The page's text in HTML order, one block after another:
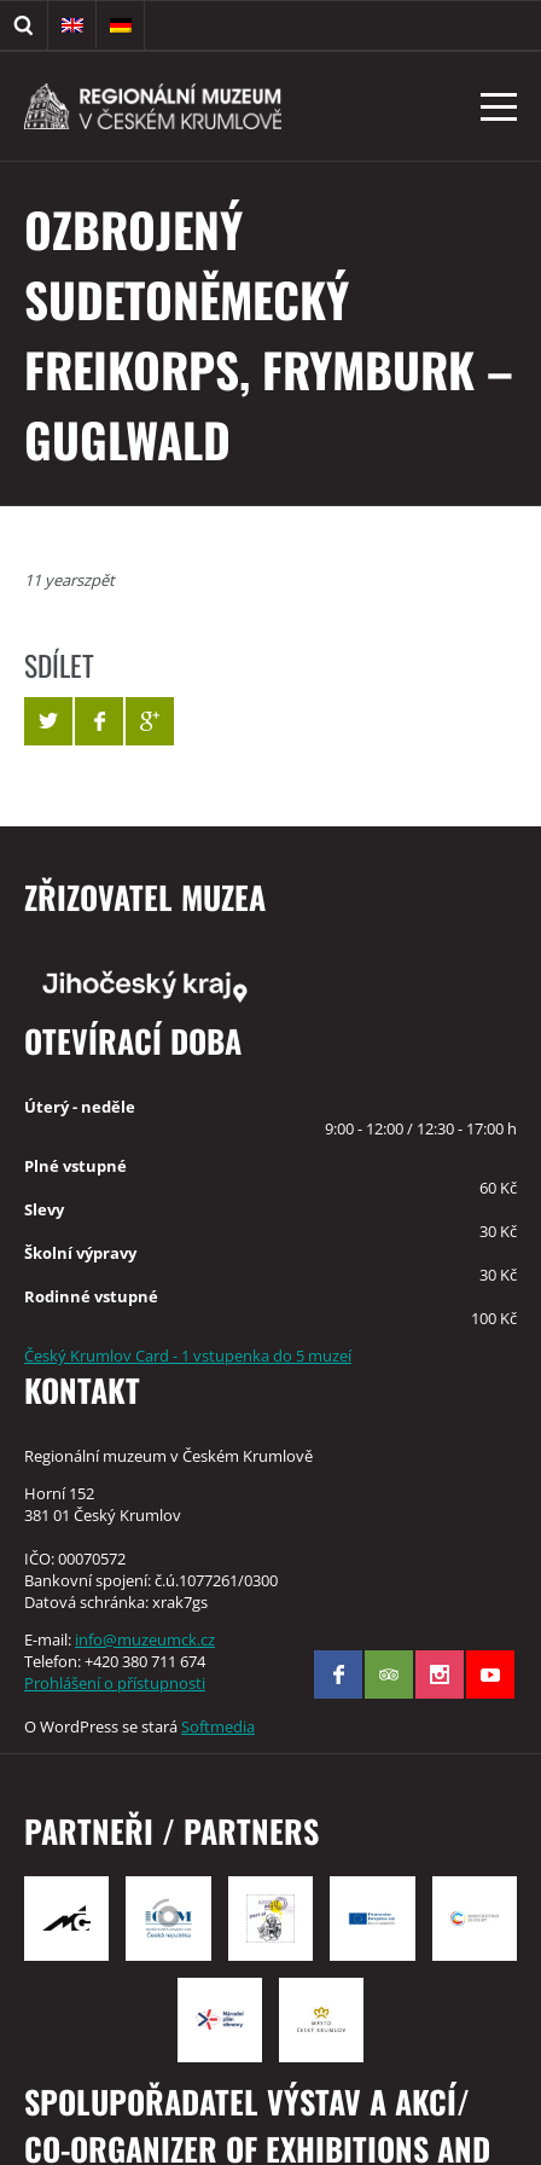
OZBROJENÝ
SUDETONĚMECKÝ
FREIKORPS, FRYMBURK –
GUGLWALD
11 yearszpět
SDÍLET
ZŘIZOVATEL MUZEA
OTEVÍRACÍ DOBA
Úterý - neděle
9:00 - 12:00 / 12:30 - 17:00 h
Plné vstupné
60 Kč
Slevy
30 Kč
Školní výpravy
30 Kč
Rodinné vstupné
100 Kč
Český Krumlov Card - 1 vstupenka do 5 muzeí
KONTAKT
Regionální muzeum v Českém Krumlově
Horní 152
381 01 Český Krumlov
IČO: 00070572
Bankovní spojení: č.ú.1077261/0300
Datová schránka: xrak7gs
E-mail: info@muzeumck.cz
Telefon: +420 380 711 674
Prohlášení o přístupnosti
O WordPress se staráSoftmedia
PARTNEŘI / PARTNERS
SPOLUPOŘADATEL VÝSTAV A AKCÍ/
CO-ORGANIZER OF EXHIBITIONS AND